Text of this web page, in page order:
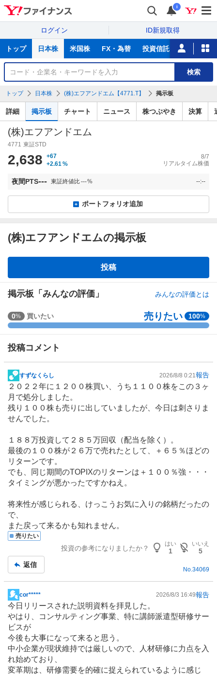
i
ログイン ID新規取得
サ
トップ 日本株 米国株 FX・為替 投資信託 ニュース
銘
検
索
検索
トップ 日本株 (株)エフアンドエム【4771.T】 掲示板
詳細 掲示板 チャート ニュース 株つぶやき 決算
(株)エフアンドエム
4771 東証STD
2,638
+67
+2.61 %
8/7
リアルタイム株価
夜間PTS--- 東証終値比---% --:--
ポートフォリオ追加
(株)エフアンドエムの掲示板
板
投稿
掲示板「みんなの評価」 みんなの評価とは
強
く
い
い
0
%
、
買
い
い
0
%
、
様
見
0
%
、
り
た
い
1
0
0
%
、
強
く
売
0% 買いたい 売りたい 100%
投稿コメント
掲
示
板
記
事
すずなくらし 2026/8/8 0:21 報告
２０２２年に１２００株買い、うち１１００株をこの３ヶ
月で処分しました。
残り１００株も売りに出していましたが、今日は刺さりま
せんでした。
１８８万投資して２８５万回収（配当を除く）。
最後の１００株が２６万で売れたとして、＋６５％ほどの
リターンです。
でも、同じ期間のTOPIXのリターンは＋１００％強・・・
タイミングが悪かったですかねえ。
将来性が感じられる、けっこうお気に入りの銘柄だったの
で、
また戻って来るかも知れません。
売りたい
投資の参考になりましたか？
はい
1
いいえ
5
返信
No.34069
掲
示
板
記
事
cor***** 2026/8/3 16:49報告
今日リリースされた説明資料を拝見した。
やはり、
コンサルティング事業、特に講師派遣型研修サー
ビスが
今後も大事になって来ると思う。
中小企業が現状維持では厳しいので、人材研修に力点を入
れ始めており、
変革期は、研修需要を的確に捉えられているように感じ